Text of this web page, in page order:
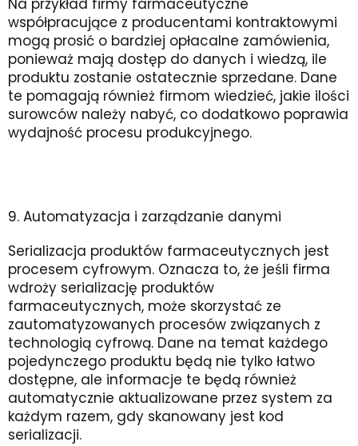
współpracujące z producentami kontraktowymi
mogą prosić o bardziej opłacalne zamówienia,
ponieważ mają dostęp do danych i wiedzą, ile
produktu zostanie ostatecznie sprzedane. Dane
te pomagają również firmom wiedzieć, jakie ilości
surowców należy nabyć, co dodatkowo poprawia
wydajność procesu produkcyjnego.
9. Automatyzacja i zarządzanie danymi
Serializacja produktów farmaceutycznych jest
procesem cyfrowym. Oznacza to, że jeśli firma
wdroży serializację produktów
farmaceutycznych, może skorzystać ze
zautomatyzowanych procesów związanych z
technologią cyfrową. Dane na temat każdego
pojedynczego produktu będą nie tylko łatwo
dostępne, ale informacje te będą również
automatycznie aktualizowane przez system za
każdym razem, gdy skanowany jest kod
serializacji.